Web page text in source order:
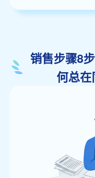
销售步骤8
何总在